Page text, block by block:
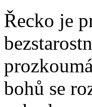
Řecko je
bohů se